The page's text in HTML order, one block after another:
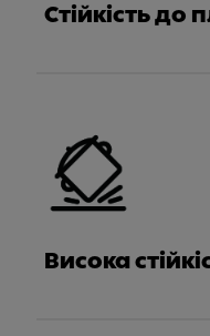
Стійкість до
Висока